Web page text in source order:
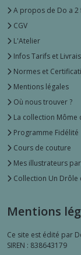
A propos de Do a 2
CGV
L'Atelier
Infos Tarifs et
Normes et
Mentions légales
Où nous trouver ?
La collection Môme
Programme Fidélité
Cours de couture
Mes illustrateurs
Collection Un Drôle
Mentions
Ce site est édité par
SIREN : 838643179